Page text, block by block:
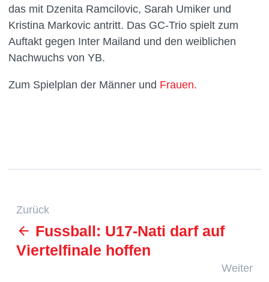
das mit Dzenita Ramcilovic, Sarah Umiker und
Kristina Markovic antritt. Das GC-Trio spielt zum
Auftakt gegen Inter Mailand und den weiblichen
Nachwuchs von YB.
Zum Spielplan der Männer und Frauen.
Zurück
Fussball: U17-Nati darf auf
Viertelfinale hoffen
Weiter